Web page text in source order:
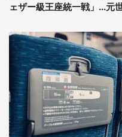
ェザー級王座統一戦」...元